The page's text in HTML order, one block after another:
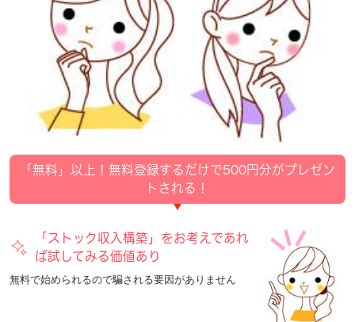
「無料」以上！無料登録するだけで500円分がプレゼン
トされる！
「ストック収入構築」をお考えであれ
ば試してみる価値あり
無料で始められるので騙される要因がありません